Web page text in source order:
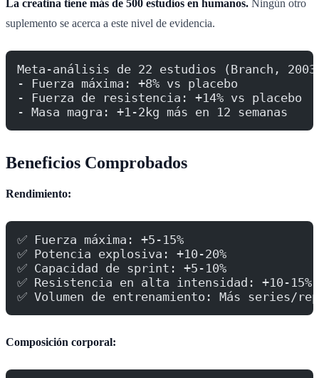
La creatina tiene más de 500 estudios en humanos. Ningún otro
suplemento se acerca a este nivel de evidencia.
Meta-análisis de 22 estudios (Branch,
- Fuerza máxima: +8% vs placebo
- Fuerza de resistencia: +14% vs placebo
- Masa magra: +1-2kg más en 12 semanas
Beneficios Comprobados
Rendimiento:
✅ Fuerza máxima: +5-15%
✅ Potencia explosiva: +10-20%
✅ Capacidad de sprint: +5-10%
✅ Resistencia en alta intensidad: +10-15%
✅ Volumen de entrenamiento: Más series/
Composición corporal: